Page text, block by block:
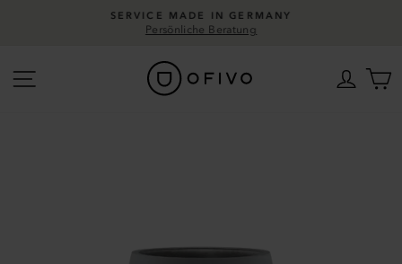
Pause
SERVICE MADE IN GERMANY
Persönliche Beratung